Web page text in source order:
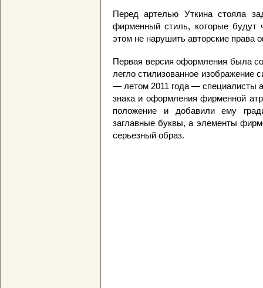
Перед артелью Уткина стояла
фирменный стиль, которые будут
этом не нарушить авторские права
Первая версия оформления была
легло стилизованное изображение
— летом 2011 года — специалисты
знака и оформления фирменной
положение и добавили ему
заглавные буквы, а элементы
серьезный образ.